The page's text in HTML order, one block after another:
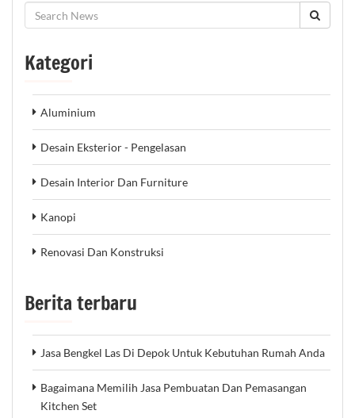
Kategori
Aluminium
Desain Eksterior - Pengelasan
Desain Interior Dan Furniture
Kanopi
Renovasi Dan Konstruksi
Berita terbaru
Jasa Bengkel Las Di Depok Untuk Kebutuhan Rumah Anda
Bagaimana Memilih Jasa Pembuatan Dan Pemasangan
Kitchen Set